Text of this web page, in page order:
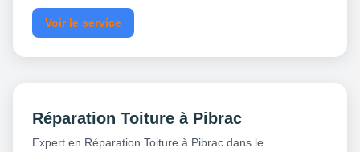
Voir le service
Réparation Toiture à Pibrac
Expert en Réparation Toiture à Pibrac dans le